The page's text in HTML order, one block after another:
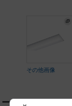
その他画像